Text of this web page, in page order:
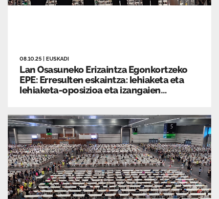
08.10.25 EUSKADI
Lan Osasuneko Erizaintza Egonkortzeko
EPE: Erresulten eskaintza: lehiaketa eta
lehiaketa-oposizioa eta izangaien